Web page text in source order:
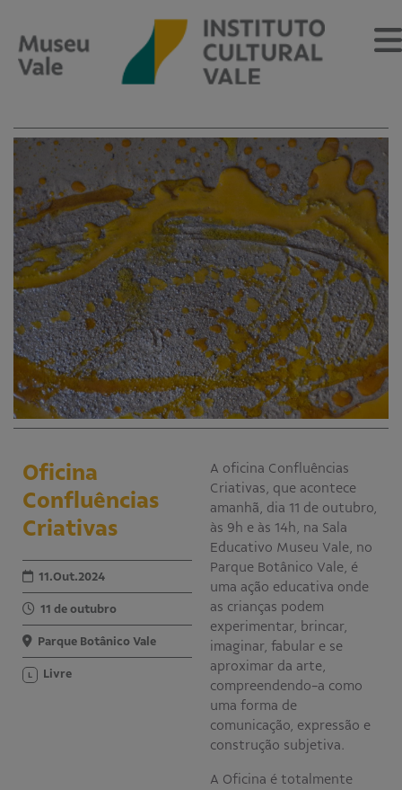
Sobre
O Museu
Museu Vale Extramuros
Sobre o Instituto Cultural Vale
Estrutura Organizacional
Centro de Memória
Programação
Notícias
Educativo
Workshops
Publicações
Editais
Fale conosco
Oficina
Confluências
Criativas
11.Out.2024
11 de outubro
Parque Botânico Vale
L Livre
A oficina Confluências
Criativas, que acontece
amanhã, dia 11 de outubro,
às 9h e às 14h, na Sala
Educativo Museu Vale, no
Parque Botânico Vale, é
uma ação educativa onde
as crianças podem
experimentar, brincar,
imaginar, fabular e se
aproximar da arte,
compreendendo-a como
uma forma de
comunicação, expressão e
construção subjetiva.
A Oficina é totalmente